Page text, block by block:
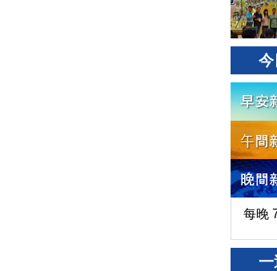
今
每晚
一